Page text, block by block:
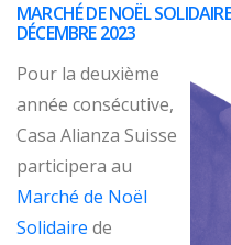
MARCHÉ DE NOËL
DÉCEMBRE 2023
Pour la deuxième
année consécutive,
Casa Alianza Suisse
participera au
Marché de Noël
Solidaire de